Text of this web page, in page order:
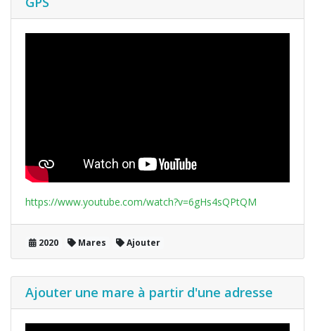
https://www.youtube.com/watch?v=6gHs4sQPtQM
2020 Mares Ajouter
Ajouter une mare à partir d'une adresse